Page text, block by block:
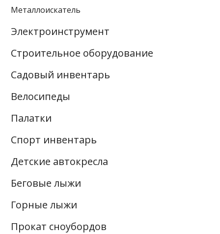
Металлоискатель
Электроинструмент
Строительное оборудование
Садовый инвентарь
Велосипеды
Палатки
Спорт инвентарь
Детские автокресла
Беговые лыжи
Горные лыжи
Прокат сноубордов